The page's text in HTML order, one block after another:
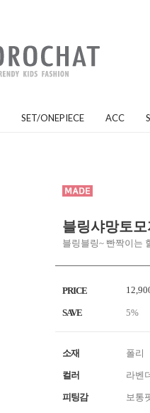
SET/ONEPIECE ACC
블링샤망토
블링블링~ 빤짝이는
PRICE
SAVE 5%
소재 폴리
컬러 라벤
피팅감 보통